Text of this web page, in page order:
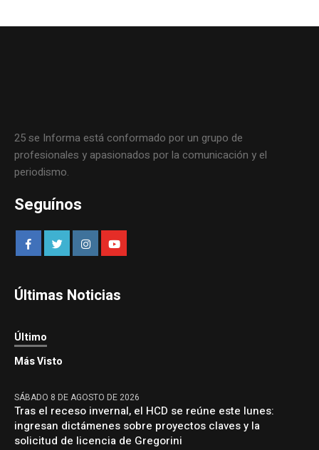
25 se Informa está conformado por un grupo de
profesionales y apasionados por la comunicación y el
periodismo.
Seguínos
Últimas Noticias
Último
Más Visto
SÁBADO 8 DE AGOSTO DE 2026
Tras el receso invernal, el HCD se reúne este lunes:
ingresan dictámenes sobre proyectos claves y la
solicitud de licencia de Gregorini